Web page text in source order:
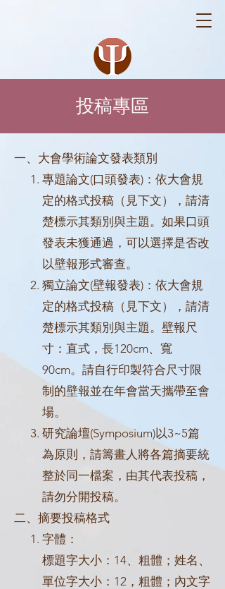
投稿專區
​一、大會學術論文發表類別
專題論文(口頭發表)：依大會規
定的格式投稿（見下文），請清
楚標示其類別 與主題。如果口頭
發表未獲通過，可以選擇是否改
以壁報形式審查。
獨立論文(壁報發表)： 依大會規
定的格式投稿（見下文），請清
楚標示其類別與主題。壁報尺
寸：直式，長120cm、寬
90cm。請自行印製符合尺寸限
制的壁報並在年會當天攜帶至會
場。
研究論壇(Symposium)以3~5篇
為原則，請籌畫人將各篇摘要統
整於同一檔案，由其代表投稿，
請勿分開投稿。
二、摘要投稿格式
字體：
標題字大小：14、粗體；姓名、
單位字大小：12，粗體；內文字